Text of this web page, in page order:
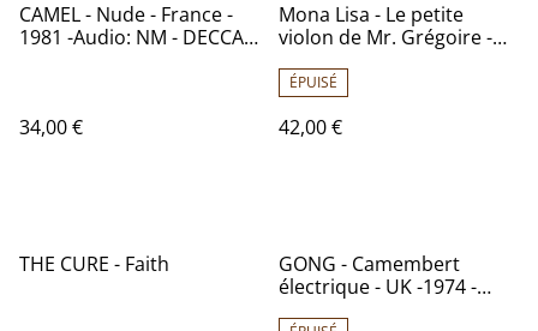
CAMEL - Nude - France -
1981 -Audio: NM - DECCA
34,00 €
Mona Lisa - Le petite
violon de Mr. Grégoire -
ÉPUISÉ
42,00 €
THE CURE - Faith
GONG - Camembert
électrique - UK -1974 -